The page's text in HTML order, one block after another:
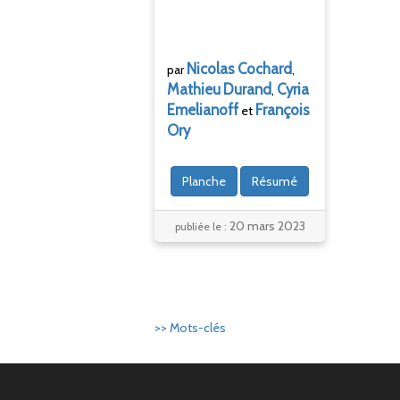
parNicolas Cochard,
Mathieu Durand, Cyria
Emelianoffet François
Ory
Planche Résumé
publiée le : 20 mars 2023
>> Mots-clés